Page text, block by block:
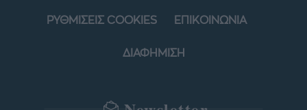
ΡΥΘΜΙΣΕΙΣ COOKIES ΕΠΙΚΟΙΝΩΝΙΑ
ΔΙΑΦΗΜΙΣΗ